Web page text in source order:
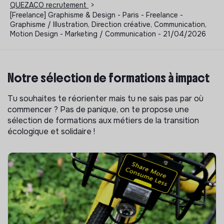
QUEZACO recrutement
>
[Freelance] Graphisme & Design - Paris - Freelance -
Graphisme / Illustration, Direction créative, Communication,
Motion Design - Marketing / Communication - 21/04/2026
Notre sélection de formations à impact
Tu souhaites te réorienter mais tu ne sais pas par où
commencer ? Pas de panique, on te propose une
sélection de formations aux métiers de la transition
écologique et solidaire !